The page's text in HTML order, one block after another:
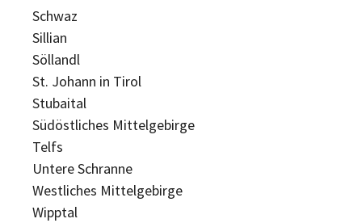
Schwaz
Sillian
Söllandl
St. Johann in Tirol
Stubaital
Südöstliches Mittelgebirge
Telfs
Untere Schranne
Westliches Mittelgebirge
Wipptal